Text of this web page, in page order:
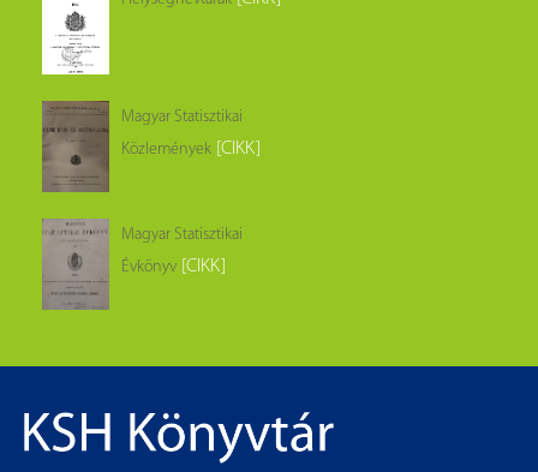
Magyar Statisztikai
Közlemények [CIKK]
Magyar Statisztikai
Évkönyv [CIKK]